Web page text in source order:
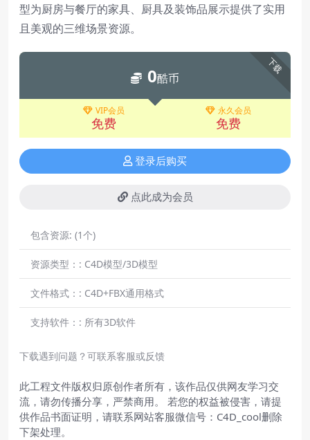
型为厨房与餐厅的家具、厨具及装饰品展示提供了实用
且美观的三维场景资源。
下载
0酷币
VIP会员
免费
永久会员
免费
登录后购买
点此成为会员
包含资源: (1个)
资源类型：: C4D模型/3D模型
文件格式：: C4D+FBX通用格式
支持软件：: 所有3D软件
下载遇到问题？可联系客服或反馈
此工程文件版权归原创作者所有，该作品仅供网友学习交
流，请勿传播分享，严禁商用。 若您的权益被侵害，请提
供作品书面证明，请联系网站客服微信号：C4D_cool删除
下架处理。